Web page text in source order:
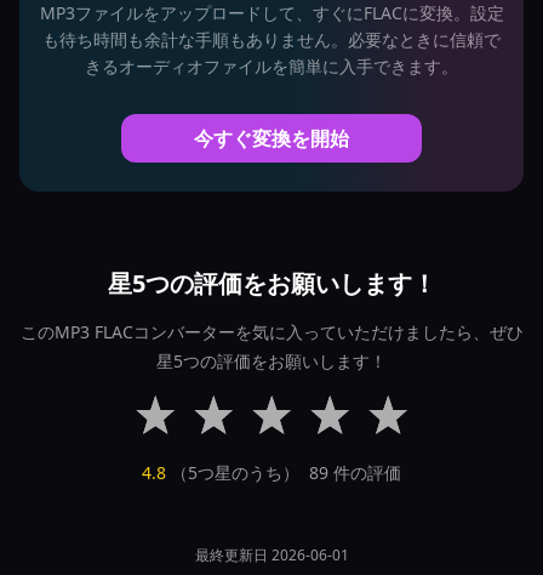
MP3ファイルをアップロードして、すぐにFLACに変換。設定
も待ち時間も余計な手順もありません。必要なときに信頼で
きるオーディオファイルを簡単に入手できます。
今すぐ変換を開始
星5つの評価をお願いします！
このMP3 FLACコンバーターを気に入っていただけましたら、ぜひ
星5つの評価をお願いします！
4.8 （5つ星のうち） 89 件の評価
最終更新日 2026-06-01